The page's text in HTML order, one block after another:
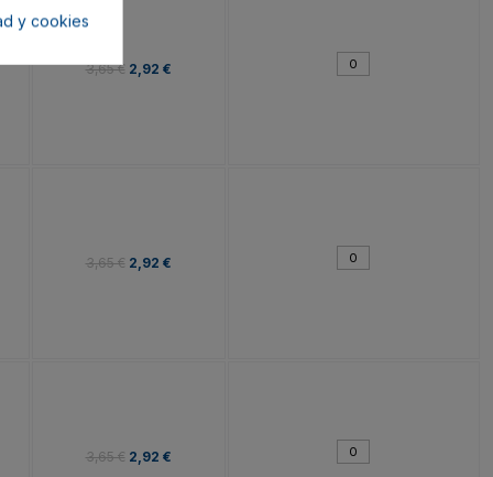
3,65 € 2,92 €
3,65 € 2,92 €
3,65 € 2,92 €
y cookies